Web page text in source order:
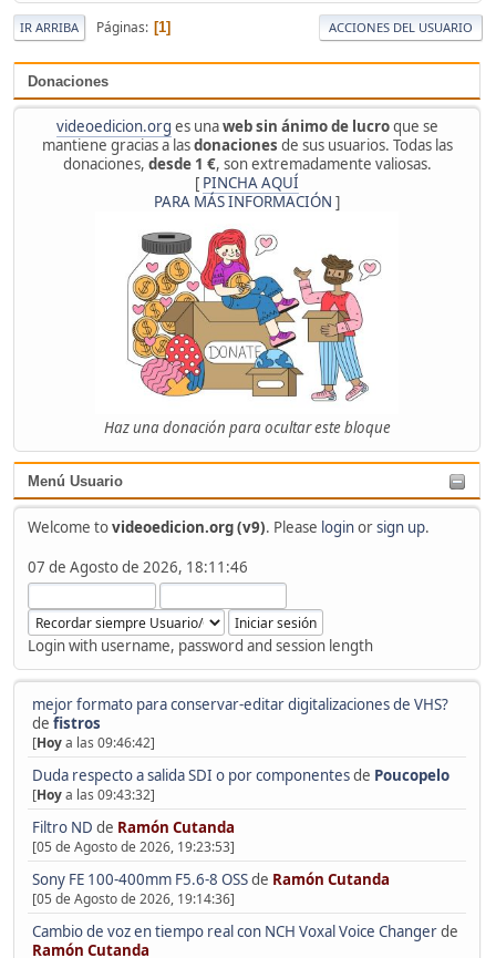
Donaciones
videoedicion.org es unaweb sin ánimo de lucroque se
mantiene gracias a lasdonaciones de sus usuarios. Todas las
donaciones, desde 1 €, son extremadamente valiosas.
[ PINCHA AQUÍ
PARA MÁS INFORMACIÓN ]
Haz una donación para ocultar este bloque
Menú Usuario
Welcome tovideoedicion.org (v9). Please loginorsign up.
07 de Agosto de 2026, 18:11:46
Login with username, password and session length
mejor formato para conservar-editar digitalizaciones de VHS?
de fistros
[Hoya las 09:46:42]
Duda respecto a salida SDI o por componentesde Poucopelo
[Hoya las 09:43:32]
Filtro ND de Ramón Cutanda
[05 de Agosto de 2026, 19:23:53]
Sony FE 100-400mm F5.6-8 OSSde Ramón Cutanda
[05 de Agosto de 2026, 19:14:36]
Cambio de voz en tiempo real con NCH Voxal Voice Changerde
Ramón Cutanda
IR ARRIBA Páginas 1 ACCIONES DEL USUARIO